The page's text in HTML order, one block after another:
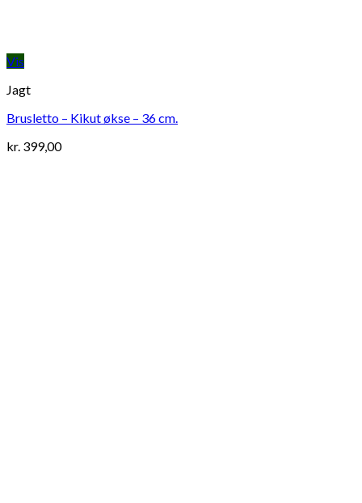
Vis
Jagt
Brusletto – Kikut økse – 36 cm.
kr. 399,00